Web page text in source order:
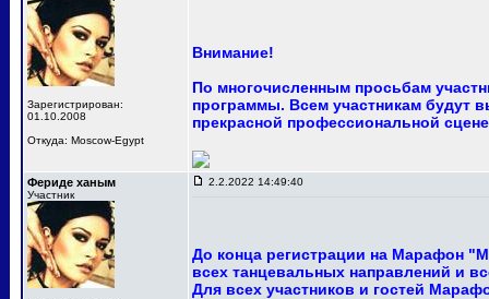
Зарегистрирован:
01.10.2008
Откуда: Moscow-Egypt
Внимание!
По многочисленным просьбам
программы. Всем участникам будут
прекрасной профессиональной
Фериде ханым
Участник
2.2.2022 14:49:40
До конца регистрации на Марафон
всех танцевальных направлений и
Для всех участников и гостей